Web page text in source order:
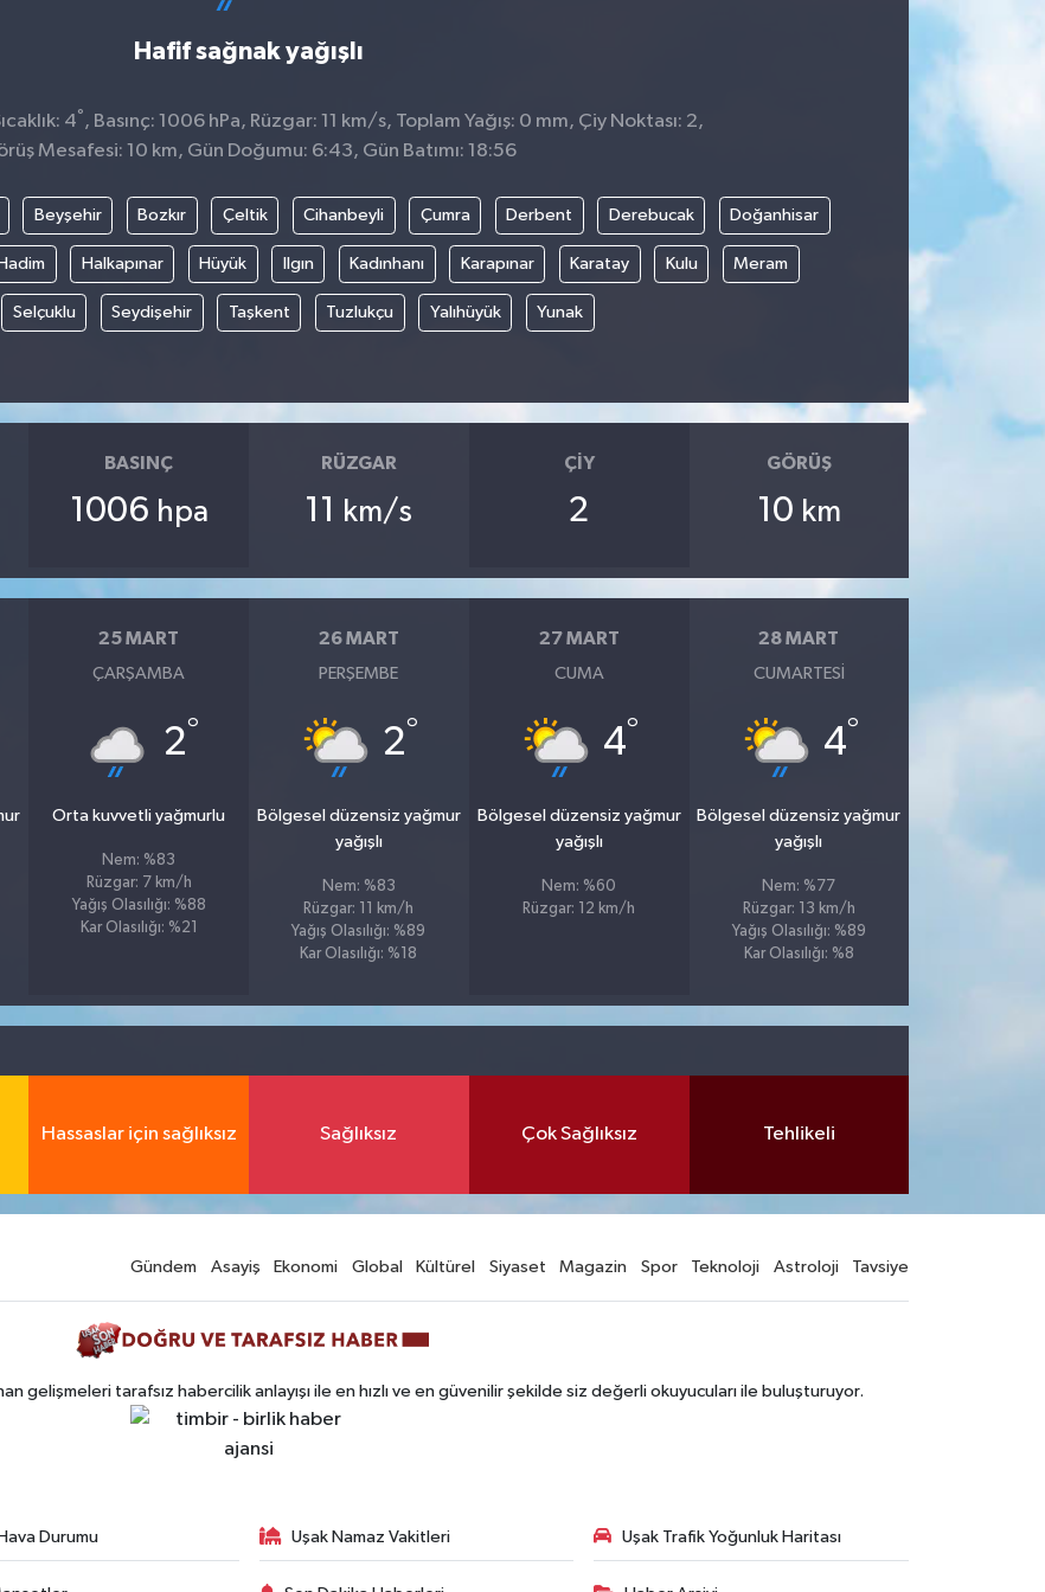
Hafif sağnak yağışlı
4° , Basınç: 1006 hPa, Rüzgar: 11 km/s, Toplam Yağış: 0 mm, Çiy Noktası: 2,
Mesafesi: 10 km, Gün Doğumu: 6:43, Gün Batımı: 18:56
Beyşehir Bozkır Çeltik Cihanbeyli Çumra Derbent Derebucak Doğanhisar
Hadim Halkapınar Hüyük Ilgın Kadınhanı Karapınar Karatay Kulu Meram
Selçuklu Seydişehir Taşkent Tuzlukçu Yalıhüyük Yunak
BASINÇ
1006 hpa
RÜZGAR
11 km/s
ÇIY
2
GÖRÜŞ
10 km
25 MART
ÇARŞAMBA
2°
Orta kuvvetli yağmurlu
Nem: %83
Rüzgar: 7 km/h
Yağış Olasılığı: %88
Kar Olasılığı: %21
26 MART
PERŞEMBE
2°
Bölgesel düzensiz yağmur
yağışlı
Nem: %83
Rüzgar: 11 km/h
Yağış Olasılığı: %89
Kar Olasılığı: %18
27 MART
CUMA
4°
Bölgesel düzensiz yağmur
yağışlı
Nem: %60
Rüzgar: 12 km/h
28 MART
CUMARTESI
4°
Bölgesel düzensiz yağmur
yağışlı
Nem: %77
Rüzgar: 13 km/h
Yağış Olasılığı: %89
Kar Olasılığı: %8
Hassaslar için sağlıksız Sağlıksız Çok Sağlıksız Tehlikeli
Gündem Asayiş Ekonomi Global Kültürel Siyaset Magazin Spor Teknoloji Astroloji Tavsiye
gelişmeleri tarafsız habercilik anlayışı ile en hızlı ve en güvenilir şekilde siz değerli okuyucuları ile buluşturuyor.
Durumu Uşak Namaz Vakitleri Uşak Trafik Yoğunluk Haritası